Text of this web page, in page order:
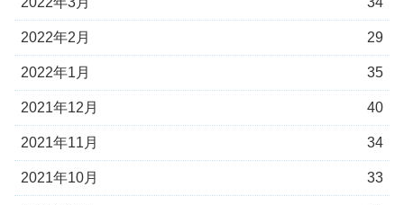
2022年2月 29
2022年1月 35
2021年12月 40
2021年11月 34
2021年10月 33